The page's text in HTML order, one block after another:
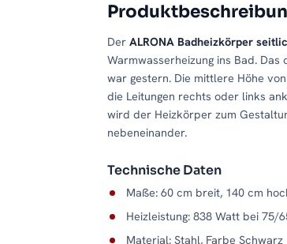
Der ALRONA Badheizkörper
Warmwasserheizung ins Bad.
war gestern. Die mittlere Höhe
die Leitungen rechts oder links
wird der Heizkörper zum
nebeneinander.
Technische Daten
Maße: 60 cm breit, 140 cm
Heizleistung: 838 Watt bei 75/
Material: Stahl, Farbe Schwarz